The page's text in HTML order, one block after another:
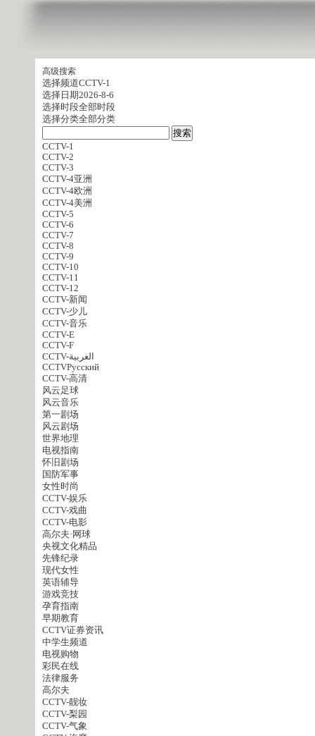
高级搜索
选择频道CCTV-1
选择日期2026-8-6
选择时段全部时段
选择分类全部分类
CCTV-1
CCTV-2
CCTV-3
CCTV-4亚洲
CCTV-4欧洲
CCTV-4美洲
CCTV-5
CCTV-6
CCTV-7
CCTV-8
CCTV-9
CCTV-10
CCTV-11
CCTV-12
CCTV-新闻
CCTV-少儿
CCTV-音乐
CCTV-E
CCTV-F
CCTV-العربية
CCTVPусский
CCTV-高清
风云足球
风云音乐
第一剧场
风云剧场
世界地理
电视指南
怀旧剧场
国防军事
女性时尚
CCTV-娱乐
CCTV-戏曲
CCTV-电影
高尔夫·网球
央视文化精品
先锋纪录
现代女性
英语辅导
游戏竞技
孕育指南
早期教育
CCTV证券资讯
中学生频道
电视购物
彩民在线
法律服务
高尔夫
CCTV-靓妆
CCTV-梨园
CCTV-气象